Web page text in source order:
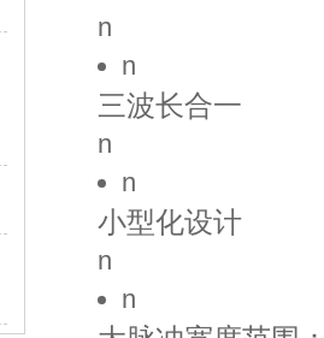
n
n
三波长合一
n
n
小型化设计
n
n